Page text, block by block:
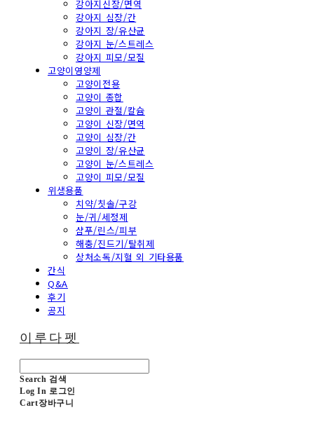
강아지신장/면역
강아지 심장/간
강아지 장/유산균
강아지 눈/스트레스
강아지 피모/모질
고양이영양제
고양이전용
고양이 종합
고양이 관절/칼슘
고양이 신장/면역
고양이 심장/간
고양이 장/유산균
고양이 눈/스트레스
고양이 피모/모질
위생용품
치약/칫솔/구강
눈/귀/세정제
샴푸/린스/피부
해충/진드기/탈취제
상처소독/지혈 외 기타용품
간식
Q&A
후기
공지
이루다펫
Search 검색
Log In 로그인
Cart장바구니